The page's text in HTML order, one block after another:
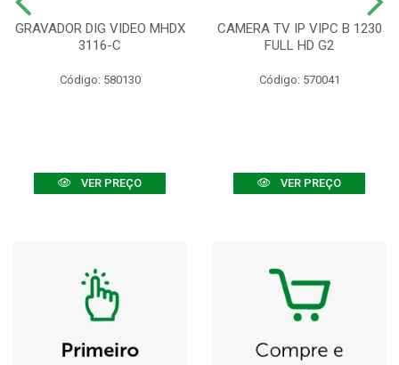
GRAVADOR DIG VIDEO MHDX
3116-C
Código: 580130
VER PREÇO
CAMERA TV IP VIPC B 1230
FULL HD G2
Código: 570041
VER PREÇO